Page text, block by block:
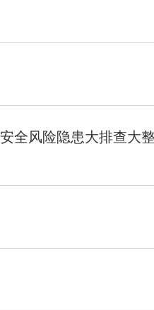
全风险隐患大排查大